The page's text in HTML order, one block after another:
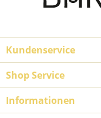
Kundenservice
Shop Service
Informationen